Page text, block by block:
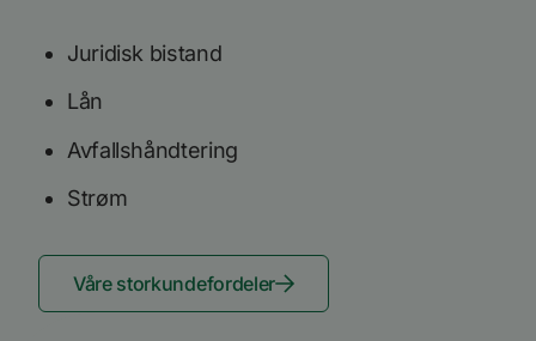
Juridisk bistand
Lån
Avfallshåndtering
Strøm
Våre storkundefordeler